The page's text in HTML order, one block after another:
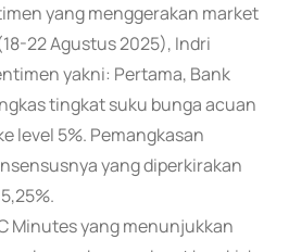
yang menggerakan market
22 Agustus 2025), Indri
yakni: Pertama, Bank
tingkat suku bunga acuan
level 5%. Pemangkasan
yang diperkirakan
Minutes yang menunjukkan